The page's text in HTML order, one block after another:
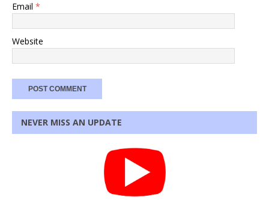
Email *
Website
NEVER MISS AN UPDATE